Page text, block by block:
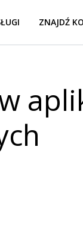
ZNAJDŹ